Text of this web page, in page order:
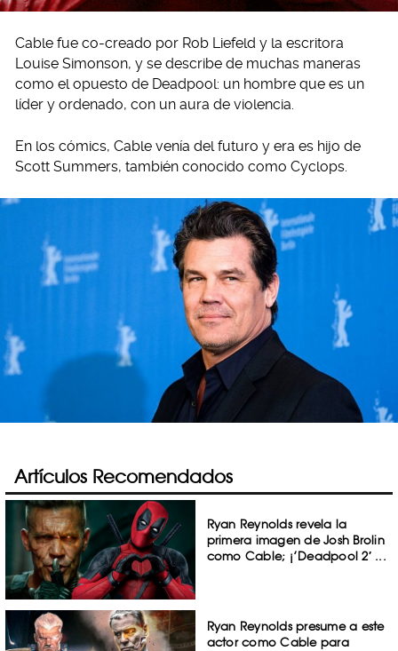
Cable fue co-creado por Rob Liefeld y la escritora
Louise Simonson, y se describe de muchas maneras
como el opuesto de Deadpool: un hombre que es un
líder y ordenado, con un aura de violencia.
En los cómics, Cable venía del futuro y era es hijo de
Scott Summers, también conocido como Cyclops.
Artículos Recomendados
Ryan Reynolds revela la
primera imagen de Josh Brolin
como Cable; ¡’Deadpool 2′ ...
Ryan Reynolds presume a este
actor como Cable para